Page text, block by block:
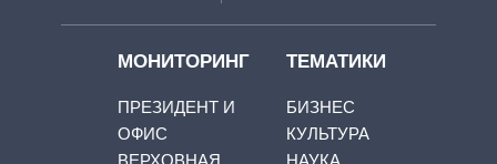
МОНИТОРИНГ
ПРЕЗИДЕНТ И
ОФИС
ТЕМАТИКИ
БИЗНЕС
КУЛЬТУРА